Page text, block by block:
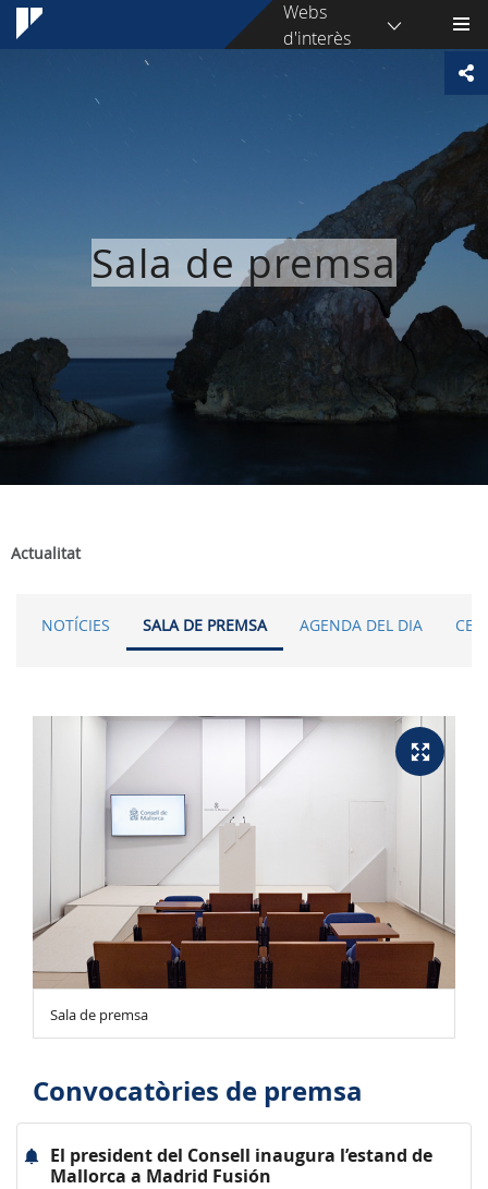
Webs
d'interès
Sala de premsa
Actualitat
NOTÍCIES SALA DE PREMSA AGENDA DEL DIA
Sala de premsa
Convocatòries de premsa
El president del Consell inaugura l’estand de
Mallorca a Madrid Fusión